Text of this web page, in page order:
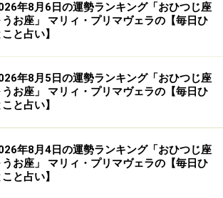
じ座／牡羊座（3月21日～4月
日の運勢
れがち。温かい飲み物で心を落ち着か
年8月6日の運勢ランキング「おひつじ座
うお座」 マリィ・プリマヴェラの【毎日ひ
こと占い】
年8月5日の運勢ランキング「おひつじ座
うお座」 マリィ・プリマヴェラの【毎日ひ
こと占い】
年8月4日の運勢ランキング「おひつじ座
うお座」 マリィ・プリマヴェラの【毎日ひ
こと占い】